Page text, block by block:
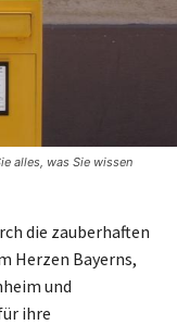
alles, was Sie wissen
die zauberhaften
Herzen Bayerns,
und
ihre